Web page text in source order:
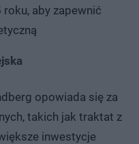
aby zapewnić
opowiada się za
takich jak traktat z
inwestycje